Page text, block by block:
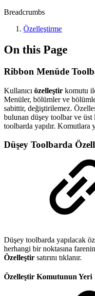
Breadcrumbs
Özelleştirme
On this Page
Ribbon Menüde
Kullanıcı özelleştir komutu
Menüler, bölümler ve
sabittir, değiştirilemez.
bulunan düşey toolbar ve
toolbarda yapılır. Komutlara
Düşey Toolbarda
Düşey toolbarda yapılacak
herhangi bir noktasına
Özelleştir satırını tıklanır.
Özelleştir Komutunun Yeri